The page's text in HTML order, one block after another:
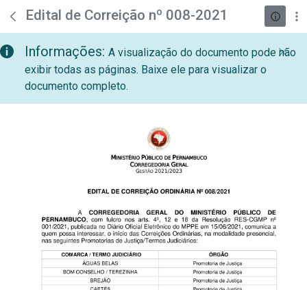
Pular para o Conteúdo principal
teste descricao
Edital de Correição nº 008-2021
Informações: A visualização do documento pode não
exibir todas as páginas. Baixe ele para visualizar o
documento completo.